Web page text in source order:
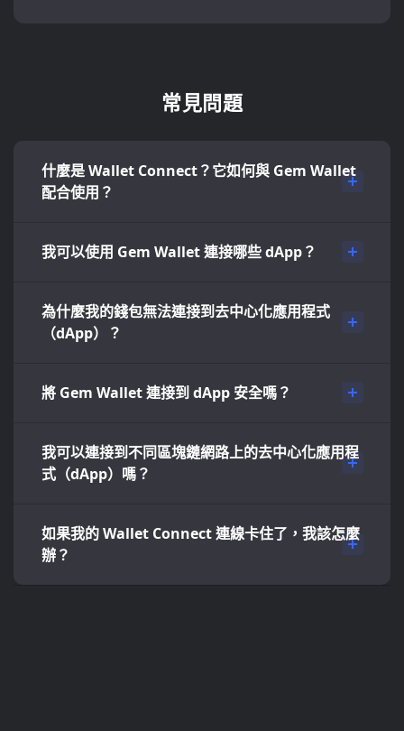
常見問題
什麼是 Wallet Connect？它如何與 Gem Wallet
配合使用？
我可以使用 Gem Wallet 連接哪些 dApp？
為什麼我的錢包無法連接到去中心化應用程式
（dApp）？
將 Gem Wallet 連接到 dApp 安全嗎？
我可以連接到不同區塊鏈網路上的去中心化應用程
式（dApp）嗎？
如果我的 Wallet Connect 連線卡住了，我該怎麼
辦？